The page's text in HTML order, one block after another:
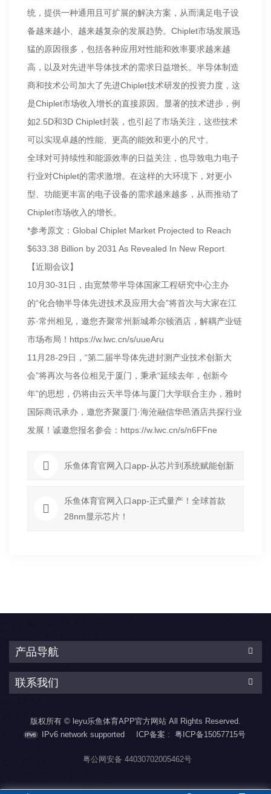
统，提供一种通用且可扩展的解决方案，从而满足电子设
备越来越小、越来越复杂的发展趋势。Chiplet市场发展迅
猛的原因很多，包括各种应用对性能和效率要求越来越
高，以及对先进半导体技术的需求日益增长。半导体制造
商和技术公司加大了先进Chiplet技术研发的投资力度，这
是Chiplet市场收入增长的直接原因。显著的技术进步，例
如2.5D和3D Chiplet封装，也引起了市场关注，这些技术
可以实现卓越的性能、更高的能效和更小的尺寸。
全球对可持续性和能源效率的日益关注，也导致电力电子
行业对Chiplet的需求激增。在这样的大环境下，对更小
型、功能更丰富的电子设备的需求越来越多，从而推动了
Chiplet市场收入的增长。
*参考原文：Global Chiplet Market Projected to Reach
$633.38 Billion by 2031 As Revealed In New Report
【近期会议】
10月30-31日，由宽禁带半导体国家工程研究中心主办
的“化合物半导体先进技术及应用大会”将首次与大家在江
苏·常州相见，邀您齐聚常州新城希尔顿酒店，解耦产业链
市场布局！https://w.lwc.cn/s/uueAru
11月28-29日，“第二届半导体先进封测产业技术创新大
会”将再次与各位相见于厦门，秉承“延续去年，创新今
年”的思想，仍将由云天半导体与厦门大学联合主办，雅时
国际商讯承办，邀您齐聚厦门·海沧融信华邑酒店共探行业
发展！诚邀您报名参会：https://w.lwc.cn/s/n6FFne
乐鱼体育官网入口app-从芯片到系统赋能创新
乐鱼体育官网入口app-正式量产！全球首款
28nm显示芯片！
产品导航
联系我们
版权所有 © leyu乐鱼体育APP官方网站 All Rights Reserved.
IPv6 network supported
ICP备案 : 粤ICP备15057715号
粤公网安备 44030702005462号